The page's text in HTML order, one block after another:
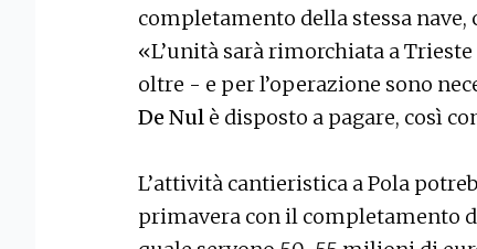
completamento della stessa nave,
«L’unità sarà rimorchiata a
oltre - e per l’operazione sono
De Nul è disposto a pagare, così
L’attività cantieristica a Pola
primavera con il completamento